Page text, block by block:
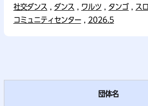
社交ダンス ダンス ワルツ タンゴ, ス
コミュニティセンター, 2026.5
団体名